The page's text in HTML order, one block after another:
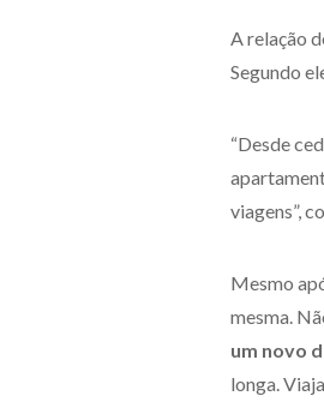
A relação
Segundo
“Desde
viagens”,
Mesmo
mesma.
um novo
longa.